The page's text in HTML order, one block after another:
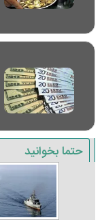
حتما بخوانید